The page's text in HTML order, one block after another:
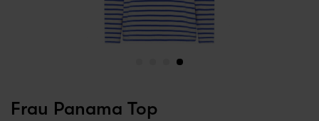
Frau Panama Top